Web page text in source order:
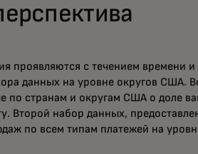
проявляются с течением времени
данных на уровне округов США.
по странам и округам США о доле
Второй набор данных,
по всем типам платежей на